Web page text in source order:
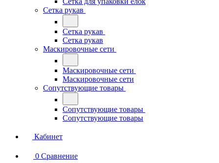
Сетка рукав
Сетка рукав
Сетка рукав
Маскировочные сети
Маскировочные сети
Маскировочные сети
Сопутствующие товары
Сопутствующие товары
Сопутствующие товары
Кабинет
0 Сравнение